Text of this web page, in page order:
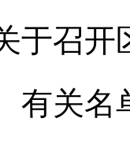
于召开
有关名